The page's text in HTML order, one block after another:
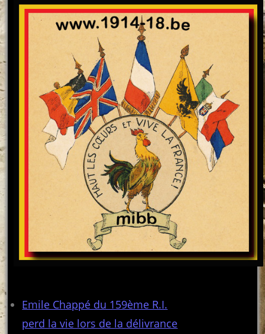
Emile Chappé du 159ème R.I.
perd la vie lors de la délivrance